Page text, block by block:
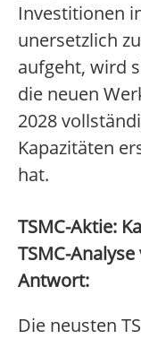
Investitionen
unersetzlich
aufgeht, wird
die neuen
2028
Kapazitäten
hat.
TSMC-Aktie:
TSMC-
Antwort:
Die neusten